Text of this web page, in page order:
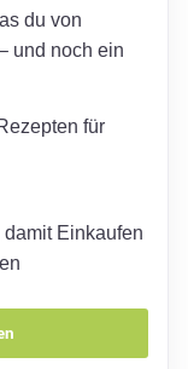
du von
und noch ein
für
Einkaufen